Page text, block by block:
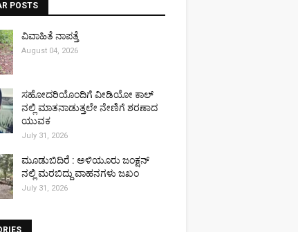
POSTS
ವಿವಾಹಿತೆ ನಾಪತ್ತೆ
August 04, 2026
ಸಹೋದರಿಯೊಂದಿಗೆ ವೀಡಿಯೋ ಕಾಲ್
ನಲ್ಲಿ ಮಾತನಾಡುತ್ತಲೇ ನೇಣಿಗೆ ಶರಣಾದ
ಯುವಕ
July 31, 2026
ಮೂಡುಬಿದಿರೆ : ಅಳಿಯೂರು ಜಂಕ್ಷನ್
ನಲ್ಲಿ ಮರಬಿದ್ದು ವಾಹನಗಳು ಜಖಂ
July 31, 2026